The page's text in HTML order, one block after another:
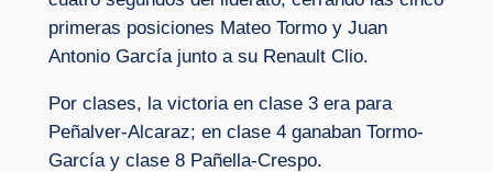
primeras posiciones Mateo Tormo y Juan
Antonio García junto a su Renault Clio.
Por clases, la victoria en clase 3 era para
Peñalver-Alcaraz; en clase 4 ganaban Tormo-
García y clase 8 Pañella-Crespo.